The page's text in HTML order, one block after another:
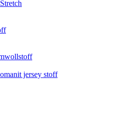
jersey stoff